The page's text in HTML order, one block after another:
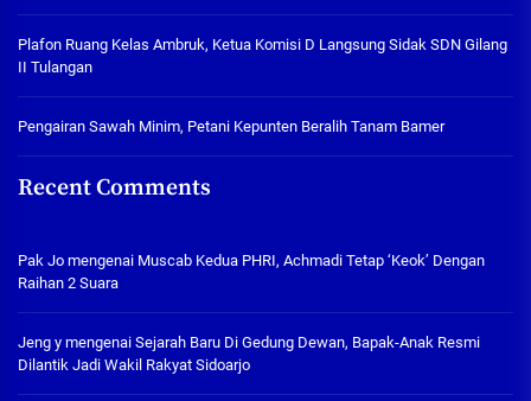
Plafon Ruang Kelas Ambruk, Ketua Komisi D Langsung Sidak SDN Gilang
II Tulangan
Pengairan Sawah Minim, Petani Kepunten Beralih Tanam Bamer
Recent Comments
Pak Jo mengenai Muscab Kedua PHRI, Achmadi Tetap ‘Keok’ Dengan
Raihan 2 Suara
Jeng y mengenai Sejarah Baru Di Gedung Dewan, Bapak-Anak Resmi
Dilantik Jadi Wakil Rakyat Sidoarjo